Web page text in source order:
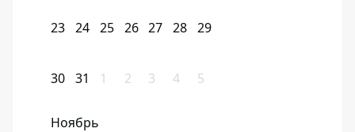
23 24 25 26 27 28 29
30 31 1 2 3 4 5
Ноябрь